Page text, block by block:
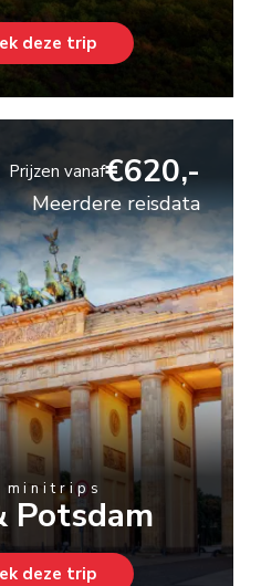
deze trip
Prijzen vanaf€620,-
Meerdere reisdata
minitrips
Potsdam
deze trip